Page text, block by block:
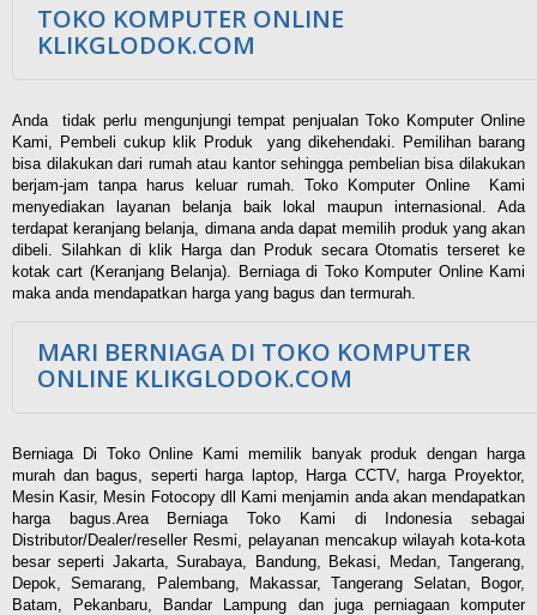
TOKO KOMPUTER ONLINE
KLIKGLODOK.COM
Anda tidak perlu mengunjungi tempat penjualan Toko Komputer Online
Kami, Pembeli cukup klik Produk yang dikehendaki. Pemilihan barang
bisa dilakukan dari rumah atau kantor sehingga pembelian bisa dilakukan
berjam-jam tanpa harus keluar rumah. Toko Komputer Online Kami
menyediakan layanan belanja baik lokal maupun internasional. Ada
terdapat keranjang belanja, dimana anda dapat memilih produk yang akan
dibeli. Silahkan di klik Harga dan Produk secara Otomatis terseret ke
kotak cart (Keranjang Belanja). Berniaga di Toko Komputer Online Kami
maka anda mendapatkan harga yang bagus dan termurah.
MARI BERNIAGA DI TOKO KOMPUTER
ONLINE KLIKGLODOK.COM
Berniaga Di Toko Online Kami memilik banyak produk dengan harga
murah dan bagus, seperti harga laptop, Harga CCTV, harga Proyektor,
Mesin Kasir, Mesin Fotocopy dll Kami menjamin anda akan mendapatkan
harga bagus.Area Berniaga Toko Kami di Indonesia sebagai
Distributor/Dealer/reseller Resmi, pelayanan mencakup wilayah kota-kota
besar seperti Jakarta, Surabaya, Bandung, Bekasi, Medan, Tangerang,
Depok, Semarang, Palembang, Makassar, Tangerang Selatan, Bogor,
Batam, Pekanbaru, Bandar Lampung dan juga perniagaan komputer